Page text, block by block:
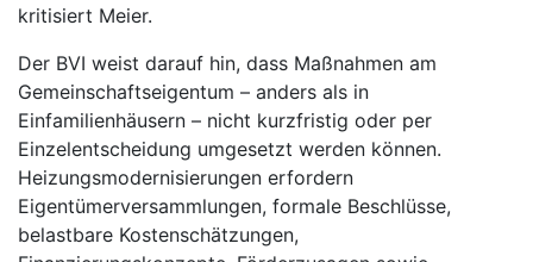
kritisiert Meier.
Der BVI weist darauf hin, dass Maßnahmen am
Gemeinschaftseigentum – anders als in
Einfamilienhäusern – nicht kurzfristig oder per
Einzelentscheidung umgesetzt werden können.
Heizungsmodernisierungen erfordern
Eigentümerversammlungen, formale Beschlüsse,
belastbare Kostenschätzungen,